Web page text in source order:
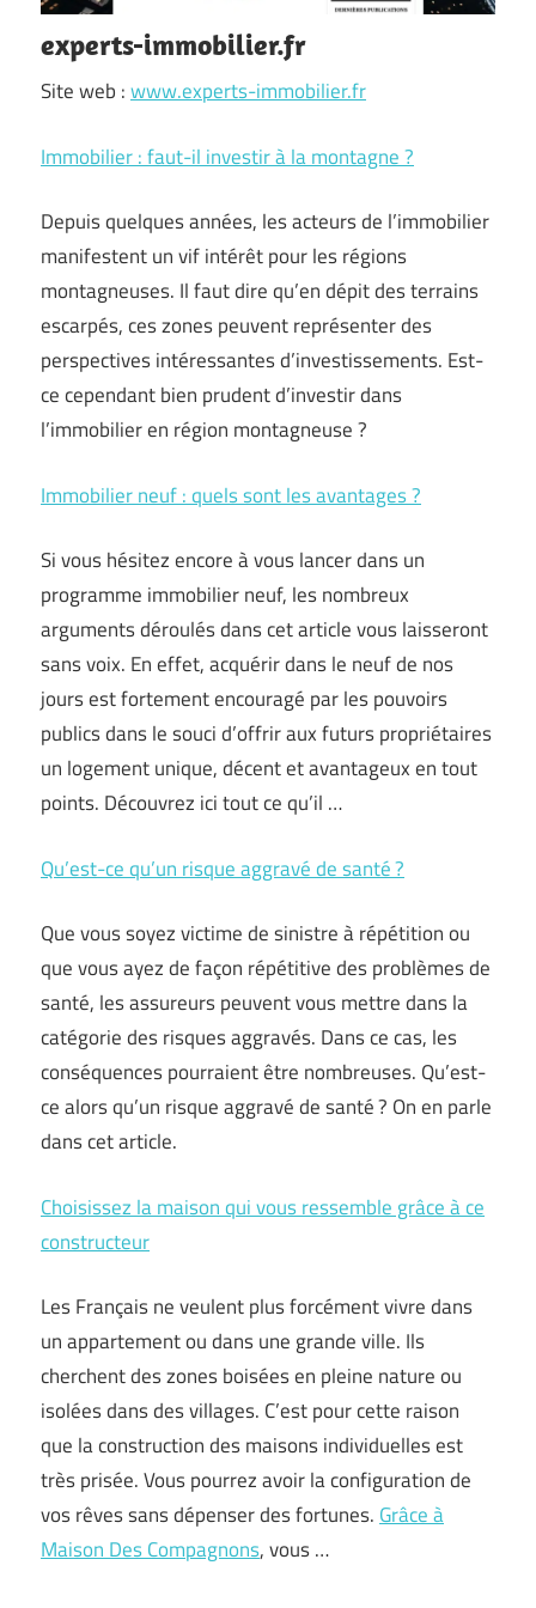
experts-immobilier.fr
Site web :www.experts-immobilier.fr
Immobilier : faut-il investir à la montagne ?
Depuis quelques années, les acteurs de l’immobilier
manifestent un vif intérêt pour les régions
montagneuses. Il faut dire qu’en dépit des terrains
escarpés, ces zones peuvent représenter des
perspectives intéressantes d’investissements. Est-
ce cependant bien prudent d’investir dans
l’immobilier en région montagneuse ?
Immobilier neuf : quels sont les avantages ?
Si vous hésitez encore à vous lancer dans un
programme immobilier neuf, les nombreux
arguments déroulés dans cet article vous laisseront
sans voix. En effet, acquérir dans le neuf de nos
jours est fortement encouragé par les pouvoirs
publics dans le souci d’offrir aux futurs propriétaires
un logement unique, décent et avantageux en tout
points. Découvrez ici tout ce qu’il …
Qu’est-ce qu’un risque aggravé de santé ?
Que vous soyez victime de sinistre à répétition ou
que vous ayez de façon répétitive des problèmes de
santé, les assureurs peuvent vous mettre dans la
catégorie des risques aggravés. Dans ce cas, les
conséquences pourraient être nombreuses. Qu’est-
ce alors qu’un risque aggravé de santé ? On en parle
dans cet article.
Choisissez la maison qui vous ressemble grâce à ce
constructeur
Les Français ne veulent plus forcément vivre dans
un appartement ou dans une grande ville. Ils
cherchent des zones boisées en pleine nature ou
isolées dans des villages. C’est pour cette raison
que la construction des maisons individuelles est
très prisée. Vous pourrez avoir la configuration de
vos rêves sans dépenser des fortunes.Grâce à
Maison Des Compagnons, vous …